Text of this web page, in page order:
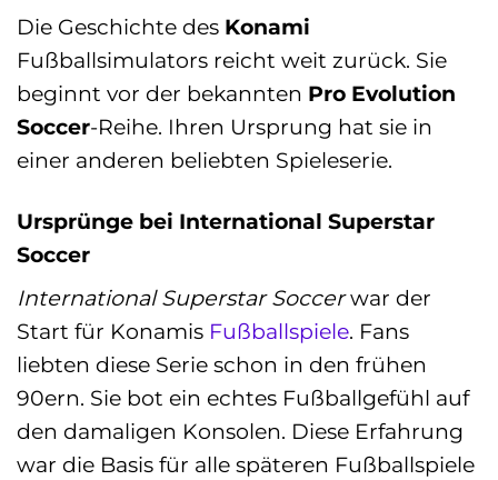
Die Geschichte des Konami
Fußballsimulators reicht weit zurück. Sie
beginnt vor der bekannten Pro Evolution
Soccer-Reihe. Ihren Ursprung hat sie in
einer anderen beliebten Spieleserie.
Ursprünge bei International Superstar
Soccer
International Superstar Soccerwar der
Start für Konamis Fußballspiele. Fans
liebten diese Serie schon in den frühen
90ern. Sie bot ein echtes Fußballgefühl auf
den damaligen Konsolen. Diese Erfahrung
war die Basis für alle späteren Fußballspiele